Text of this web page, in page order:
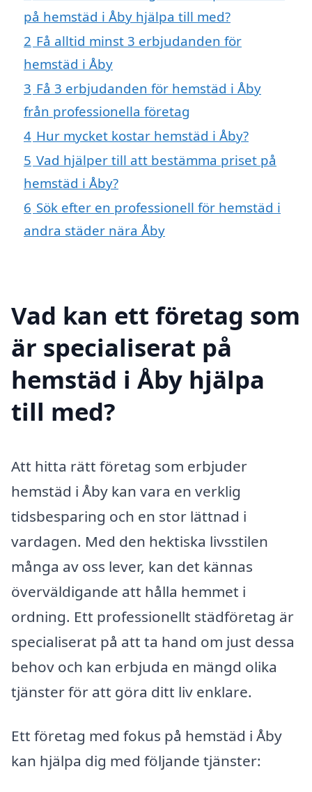
på hemstäd i Åby hjälpa till med?
2 Få alltid minst 3 erbjudanden för
hemstäd i Åby
3 Få 3 erbjudanden för hemstäd i Åby
från professionella företag
4 Hur mycket kostar hemstäd i Åby?
5 Vad hjälper till att bestämma priset på
hemstäd i Åby?
6 Sök efter en professionell för hemstäd i
andra städer nära Åby
Vad kan ett företag som
är specialiserat på
hemstäd i Åby hjälpa
till med?
Att hitta rätt företag som erbjuder
hemstäd i Åby kan vara en verklig
tidsbesparing och en stor lättnad i
vardagen. Med den hektiska livsstilen
många av oss lever, kan det kännas
överväldigande att hålla hemmet i
ordning. Ett professionellt städföretag är
specialiserat på att ta hand om just dessa
behov och kan erbjuda en mängd olika
tjänster för att göra ditt liv enklare.
Ett företag med fokus på hemstäd i Åby
kan hjälpa dig med följande tjänster: